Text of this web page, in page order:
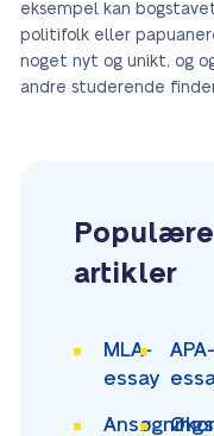
eksempel kan
politifolk eller
noget nyt og unikt, og
andre studerende
Populære
artikler
MLA-
essay
APA-